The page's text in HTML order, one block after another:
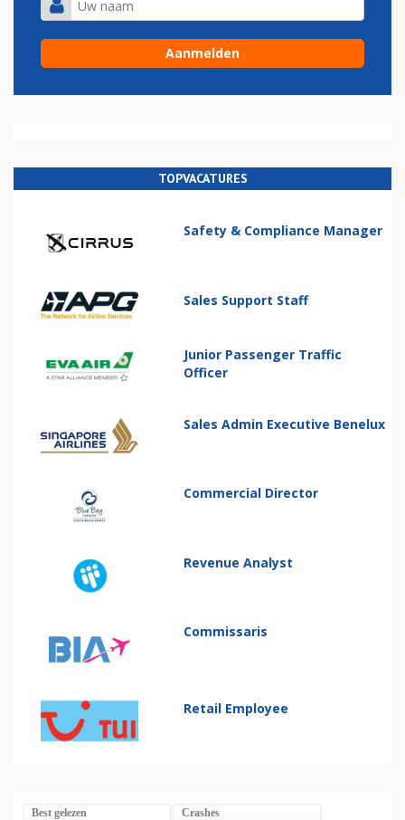
TOPVACATURES
Safety & Compliance Manager
Sales Support Staff
Junior Passenger Traffic
Officer
Sales Admin Executive Benelux
Commercial Director
Revenue Analyst
Commissaris
Retail Employee
Best gelezen Crashes